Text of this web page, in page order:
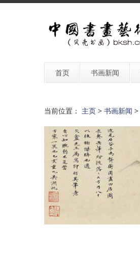
首页 书画新闻
当前位置： 主页 > 书画新闻 >